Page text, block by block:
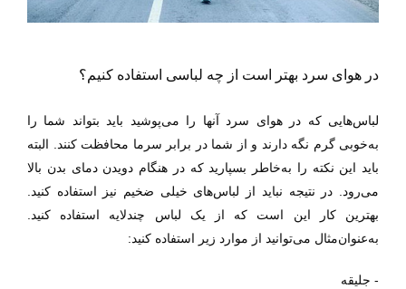
در هوای سرد بهتر است از چه لباسی استفاده کنیم؟
لباس‌هایی که در هوای سرد آنها را می‌پوشید باید بتواند شما را
به‌خوبی گرم نگه دارند و از شما در برابر سرما محافظت کنند. البته
باید این نکته را به‌خاطر بسپارید که در هنگام دویدن دمای بدن بالا
می‌رود. در نتیجه نباید از لباس‌های خیلی ضخیم نیز استفاده کنید.
بهترین کار این است که از یک لباس چندلایه استفاده کنید.
به‌عنوان‌مثال می‌توانید از موارد زیر استفاده کنید:
- جلیقه